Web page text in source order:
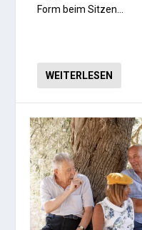
Form beim Sitzen…
WEITERLESEN